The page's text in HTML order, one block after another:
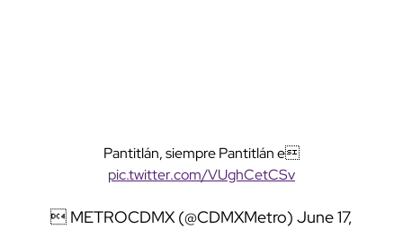
Pantitlán, siempre Pantitlán e
pic.twitter.com/VUghCetCSv
 METROCDMX (@CDMXMetro) June 17,